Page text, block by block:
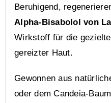
Beruhigend,
Alpha-Bisabolol von
Wirkstoff für die
gereizter Haut.
Gewonnen aus
oder dem Candeia-